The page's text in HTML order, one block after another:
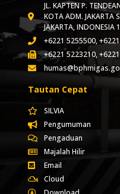
JL. KAPTEN P.
KOTA ADM. JAKARTA
JAKARTA, INDONESIA
+6221 5255500,
+6221 5223210,
Tautan Cepat
SILVIA
Pengumuman
Pengaduan
Majalah Hilir
Email
Cloud